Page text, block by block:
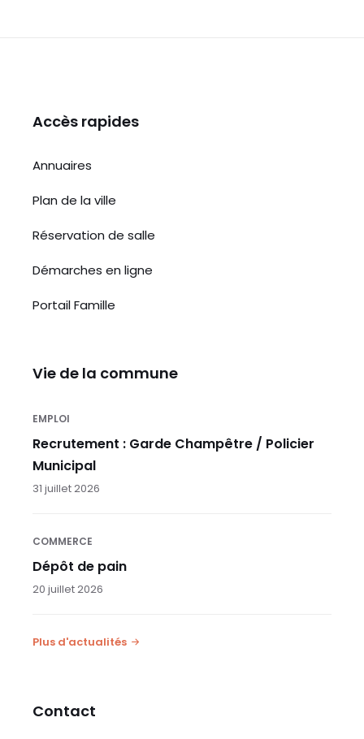
Accès rapides
Annuaires
Plan de la ville
Réservation de salle
Démarches en ligne
Portail Famille
Vie de la commune
EMPLOI
Recrutement : Garde Champêtre / Policier
Municipal
31 juillet 2026
COMMERCE
Dépôt de pain
20 juillet 2026
Plus d'actualités
Contact